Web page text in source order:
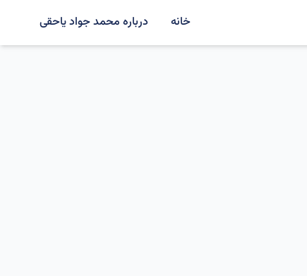
خانه درباره محمد جواد یاحقی